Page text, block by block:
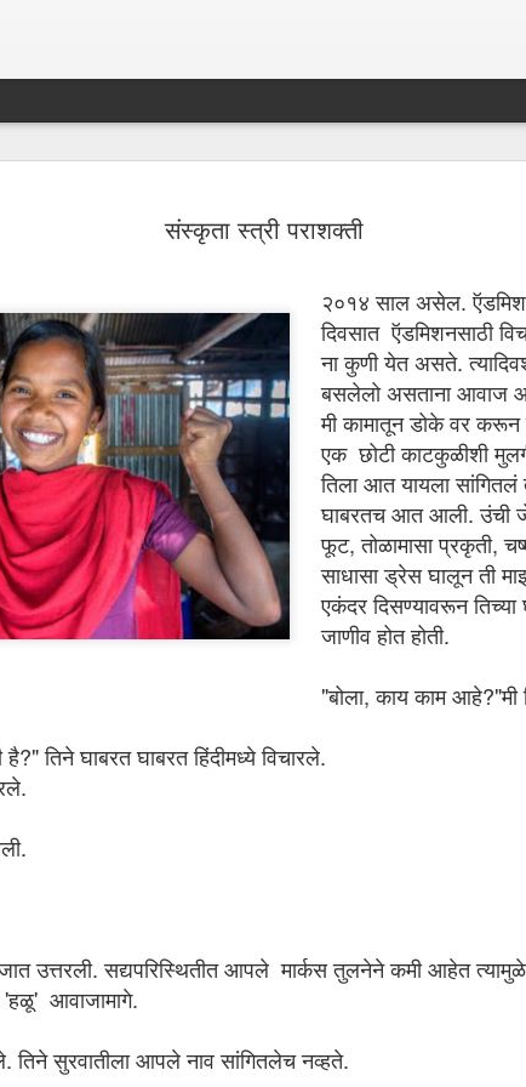
संस्कृता स्त्री पराशक्ती
२०१४ साल असेल.
दिवसात ऍडमिशनसाठी
ना कुणी येत असते.
बसलेलो असताना आवाज
मी कामातून डोके वर करून
एक छोटी काटकुळीशी
तिला आत यायला सांगितलं
घाबरतच आत आली. उंची
फूट, तोळामासा प्रकृती,
साधासा ड्रेस घालून ती
एकंदर दिसण्यावरून तिच्या
जाणीव होत होती.
"बोला, काय काम आहे?"मी
तिने घाबरत घाबरत हिंदीमध्ये विचारले.
उत्तरली. सद्यपरिस्थितीत आपले मार्कस तुलनेने कमी आहेत
'हळू' आवाजामागे.
तिने सुरवातीला आपले नाव सांगितलेच नव्हते.
5
साली मी मुंबईतील एका नामांकित
लेक्चरर म्हणून नोकरी करत होतो.
झाल्यावर मी सरळ शिक्षणाच्या